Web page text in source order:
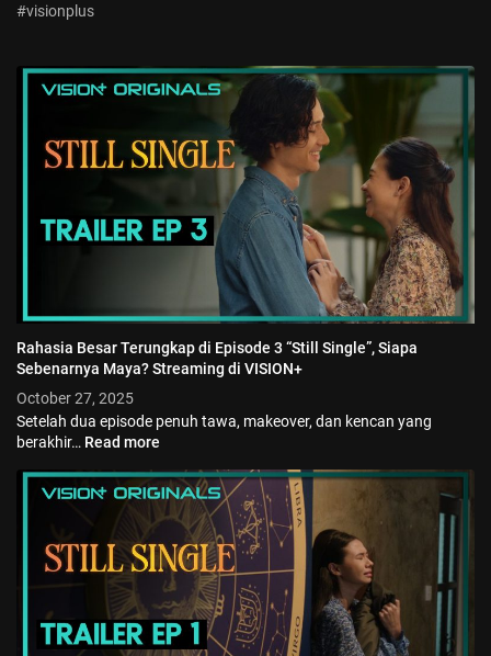
Rahasia Besar Terungkap di Episode 3 “Still Single”, Siapa
Sebenarnya Maya? Streaming di VISION+
October 27, 2025
Setelah dua episode penuh tawa, makeover, dan kencan yang
berakhir… Read more
#visionplus